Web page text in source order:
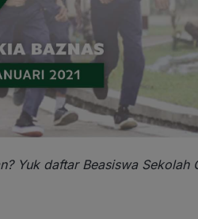
Yuk daftar Beasiswa Sekolah